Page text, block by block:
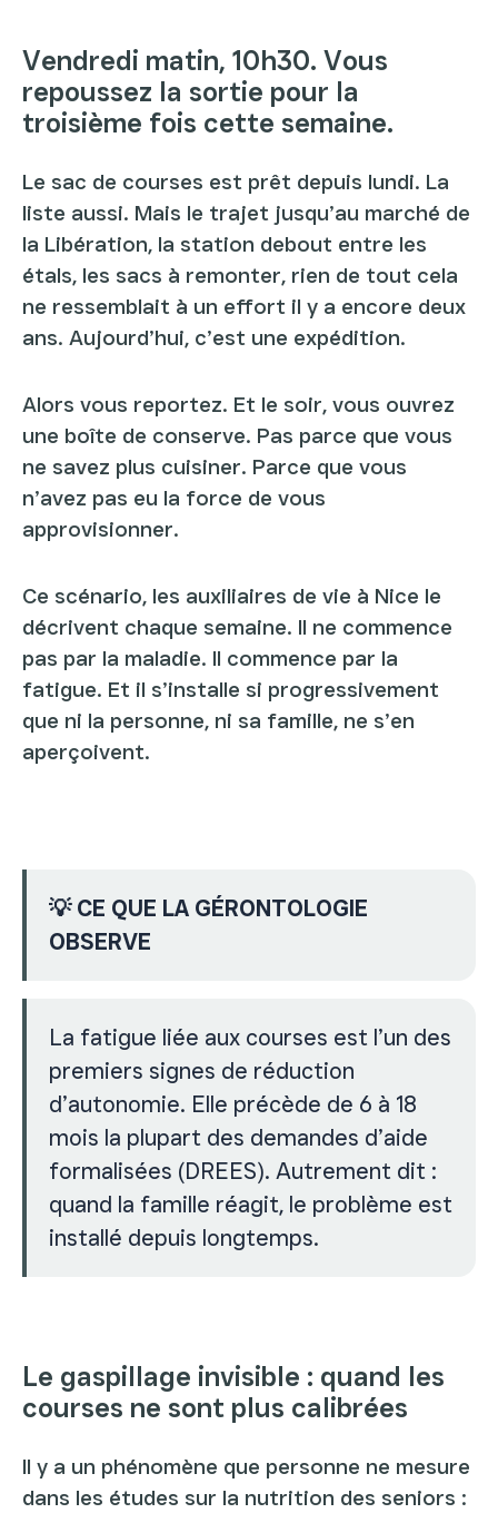
Vendredi matin, 10h30. Vous
repoussez la sortie pour la
troisième fois cette semaine.
Le sac de courses est prêt depuis lundi. La
liste aussi. Mais le trajet jusqu’au marché de
la Libération, la station debout entre les
étals, les sacs à remonter, rien de tout cela
ne ressemblait à un effort il y a encore deux
ans. Aujourd’hui, c’est une expédition.
Alors vous reportez. Et le soir, vous ouvrez
une boîte de conserve. Pas parce que vous
ne savez plus cuisiner. Parce que vous
n’avez pas eu la force de vous
approvisionner.
Ce scénario, les auxiliaires de vie à Nice le
décrivent chaque semaine. Il ne commence
pas par la maladie. Il commence par la
fatigue. Et il s’installe si progressivement
que ni la personne, ni sa famille, ne s’en
aperçoivent.
💡 CE QUE LA GÉRONTOLOGIE
OBSERVE
La fatigue liée aux courses est l’un des
premiers signes de réduction
d’autonomie. Elle précède de 6 à 18
mois la plupart des demandes d’aide
formalisées (DREES). Autrement dit :
quand la famille réagit, le problème est
installé depuis longtemps.
Le gaspillage invisible : quand les
courses ne sont plus calibrées
Il y a un phénomène que personne ne mesure
dans les études sur la nutrition des seniors :